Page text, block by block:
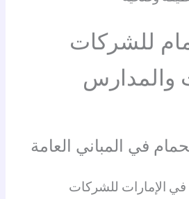
للشركات
والمدارس
في المباني العامة
في الإمارات للشركات